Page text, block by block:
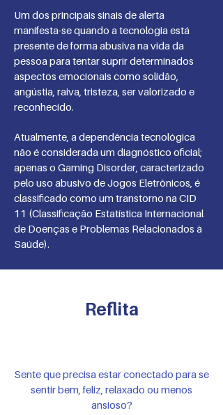
Um dos principais sinais de alerta
manifesta-se quando a tecnologia está
presente de forma abusiva na vida da
pessoa para tentar suprir determinados
aspectos emocionais como solidão,
angústia, raiva, tristeza, ser valorizado e
reconhecido.
Atualmente, a dependência tecnológica
não é considerada um diagnóstico oficial;
apenas o Gaming Disorder, caracterizado
pelo uso abusivo de Jogos Eletrônicos, é
classificado como um transtorno na CID
11 (Classificação Estatística Internacional
de Doenças e Problemas Relacionados à
Saúde).
Reflita
Sente que precisa estar conectado para se
sentir bem, feliz, relaxado ou menos
ansioso?